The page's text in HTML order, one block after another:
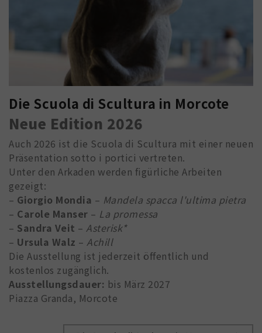
Die Scuola di Scultura in Morcote
Neue Edition 2026
Auch 2026 ist die Scuola di Scultura mit einer neuen
Präsentation sotto i portici vertreten.
Unter den Arkaden werden figürliche Arbeiten
gezeigt:
– Giorgio Mondia – Mandela spacca l'ultima pietra
– Carole Manser – La promessa
– Sandra Veit – Asterisk*
– Ursula Walz – Achill
Die Ausstellung ist jederzeit öffentlich und
kostenlos zugänglich.
Ausstellungsdauer: bis März 2027
Piazza Granda, Morcote